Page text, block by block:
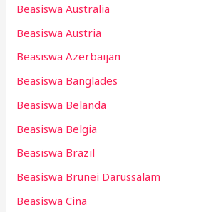
Beasiswa Australia
Beasiswa Austria
Beasiswa Azerbaijan
Beasiswa Banglades
Beasiswa Belanda
Beasiswa Belgia
Beasiswa Brazil
Beasiswa Brunei Darussalam
Beasiswa Cina